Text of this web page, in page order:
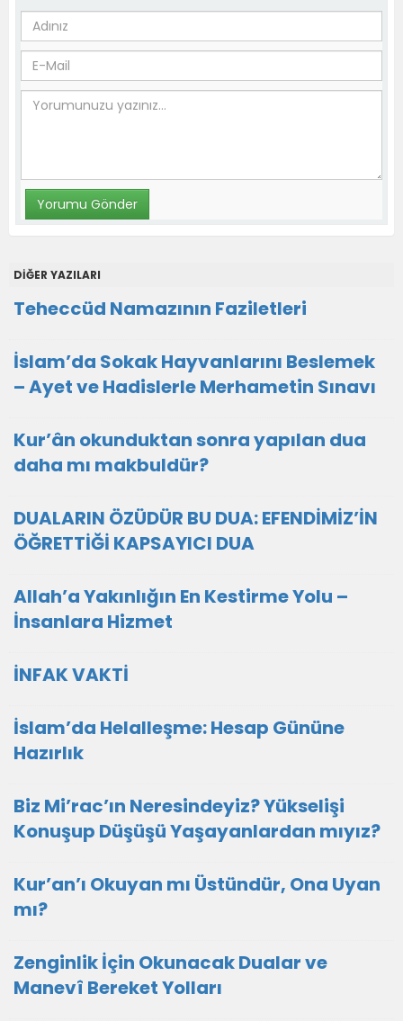
DİĞER YAZILARI
Teheccüd Namazının Faziletleri
İslam’da Sokak Hayvanlarını Beslemek
– Ayet ve Hadislerle Merhametin Sınavı
Kur’ân okunduktan sonra yapılan dua
daha mı makbuldür?
DUALARIN ÖZÜDÜR BU DUA: EFENDİMİZ’İN
ÖĞRETTİĞİ KAPSAYICI DUA
Allah’a Yakınlığın En Kestirme Yolu –
İnsanlara Hizmet
İNFAK VAKTİ
İslam’da Helalleşme: Hesap Gününe
Hazırlık
Biz Mi’rac’ın Neresindeyiz? Yükselişi
Konuşup Düşüşü Yaşayanlardan mıyız?
Kur’an’ı Okuyan mı Üstündür, Ona Uyan
mı?
Zenginlik İçin Okunacak Dualar ve
Manevî Bereket Yolları